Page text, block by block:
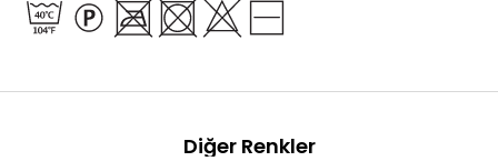
Diğer Renkler